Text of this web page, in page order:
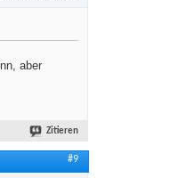
aber
Zitieren
#9